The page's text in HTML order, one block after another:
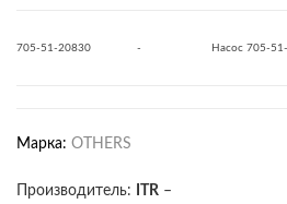
705-51-20830 - Насос 705-
Марка: OTHERS
Производитель: ITR –